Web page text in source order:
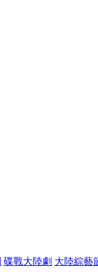
碟戰大陸劇 大陸綜藝